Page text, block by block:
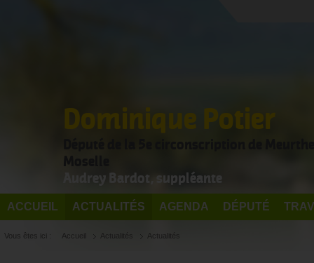
Dominique Potier
Audrey Bardot, suppléante
ACCUEIL ACTUALITÉS AGENDA DÉPUTÉ
Vous êtes ici : Accueil Actualités Actualités